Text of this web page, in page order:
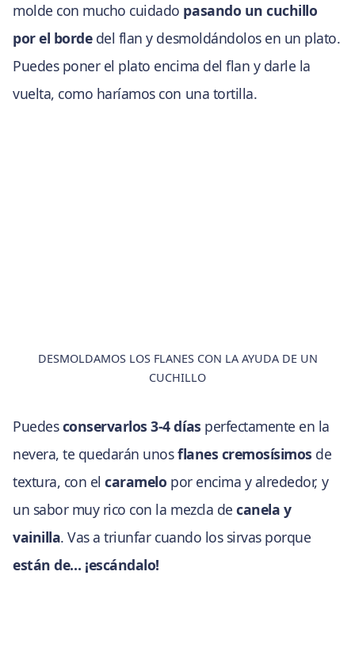
molde con mucho cuidado pasando un cuchillo
por el bordedel flan y desmoldándolos en un plato.
Puedes poner el plato encima del flan y darle la
vuelta, como haríamos con una tortilla.
DESMOLDAMOS LOS FLANES CON LA AYUDA DE UN
CUCHILLO
Puedesconservarlos 3-4 días perfectamente en la
nevera, te quedarán unosflanes cremosísimos de
textura, con elcaramelo por encima y alrededor, y
un sabor muy rico con la mezcla decanela y
vainilla. Vas a triunfar cuando los sirvas porque
están de… ¡escándalo!